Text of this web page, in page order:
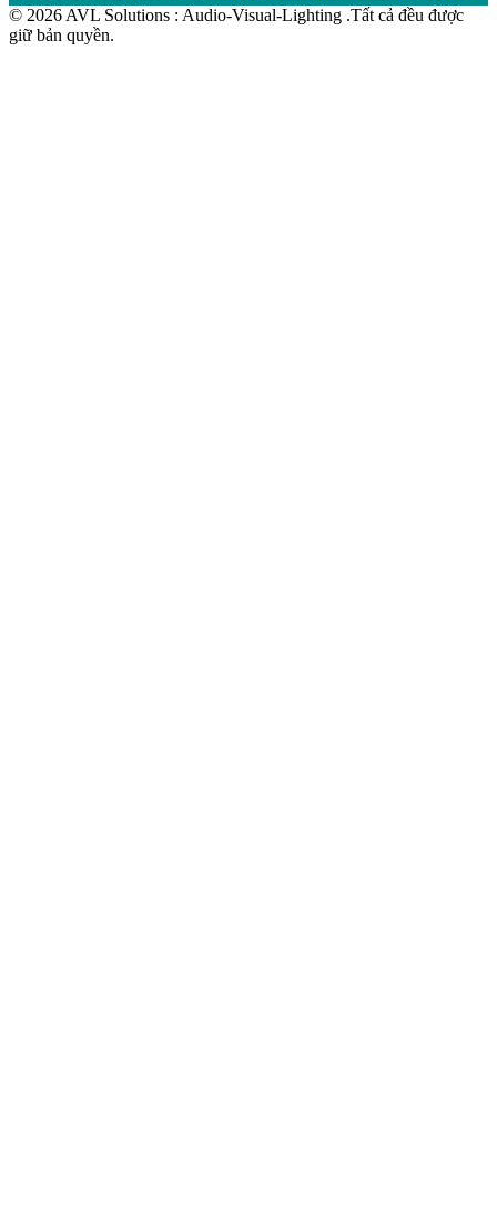
© 2026 AVL Solutions : Audio-Visual-Lighting .Tất cả đều được
giữ bản quyền.